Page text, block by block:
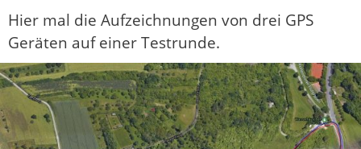
Hier mal die Aufzeichnungen von drei GPS
Geräten auf einer Testrunde.